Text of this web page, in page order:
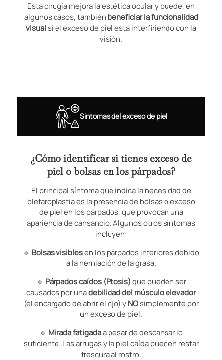
Esta cirugía mejora la estética ocular y puede, en
algunos casos, también beneficiar la funcionalidad
visualsi el exceso de piel está interfiriendo con la
visión.
Sintomas del exceso de piel
¿Cómo identificar si tienes exceso de
piel o bolsas en los párpados?
El principal síntoma que indica la necesidad de
blefaroplastia es la presencia de bolsas o exceso
de piel en los párpados, que provocan una
apariencia de cansancio. Algunos otros síntomas
incluyen:
🔹 Bolsas visiblesen los párpados inferiores debido
a la herniación de la grasa.
🔹 Párpados caídos (Ptosis)que pueden ser
causados por unadebilidad del músculo elevador
(el encargado de abrir el ojo) yNOsimplemente por
un exceso de piel.
🔹 Mirada fatigadaa pesar de descansar lo
suficiente. Las arrugas y la piel caída pueden restar
frescura al rostro.